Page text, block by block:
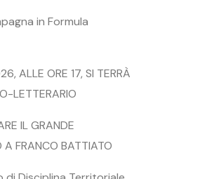
in Formula
ALLE ORE 17, SI TERRÀ
LETTERARIO
IL GRANDE
FRANCO BATTIATO